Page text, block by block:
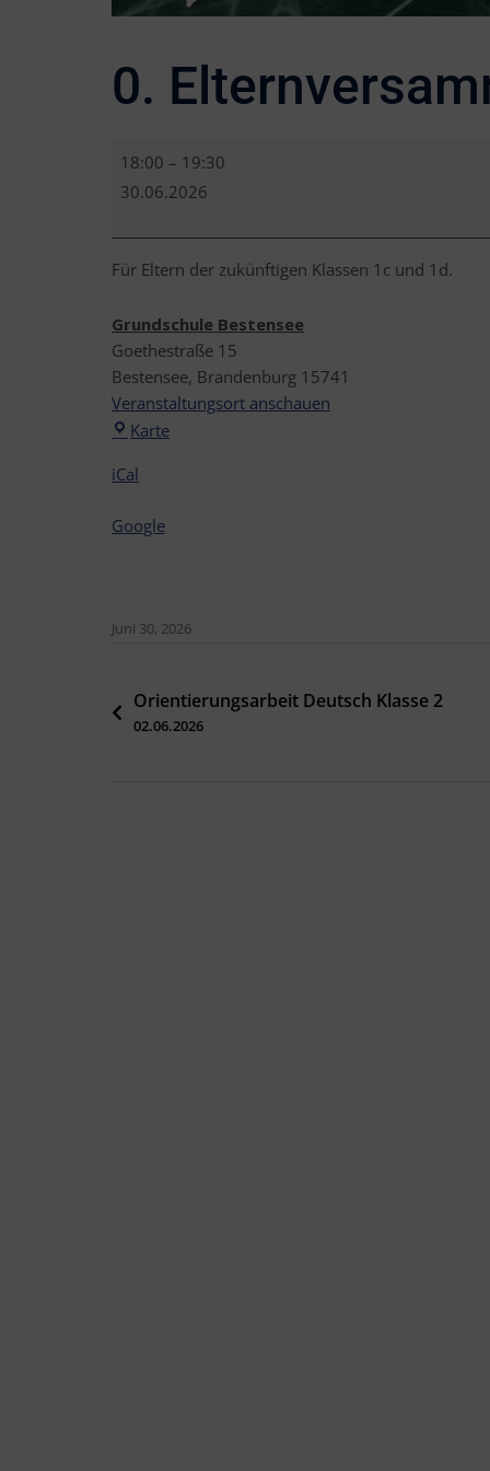
0.
18:00 – 19:30
30.06.2026
Für Eltern der zukünftigen Klassen 1c und 1d.
Grundschule Bestensee
Goethestraße 15
Bestensee, Brandenburg 15741
Veranstaltungsort anschauen
KarteGrundschule
iCal
Google
Juni 30, 2026
Beitragsnavigation
Orientierungsarbeit Deutsch Klasse 2
02.06.2026